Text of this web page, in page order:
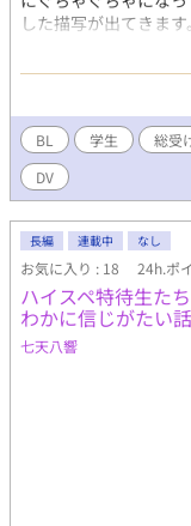
した描写が出てきま
要素有りスワッピン
ッチ受けがいます）
けに登場人物紹介に
活発わんこ幼馴染彼
攻め（恋人持ち） ・
わチャラ先輩 ・幼馴
BL 学生 総受
DV
長編 連載中 なし
お気に入り : 18 24h.ポ
ハイスペ特待生た
わかに信じがたい話
七天八響